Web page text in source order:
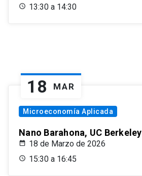
13:30 a 14:30
18 MAR
Microeconomía Aplicada
Nano Barahona, UC Berkeley
18 de Marzo de 2026
15:30 a 16:45